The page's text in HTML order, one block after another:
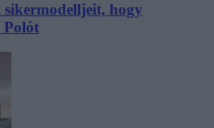
hogy
Polót